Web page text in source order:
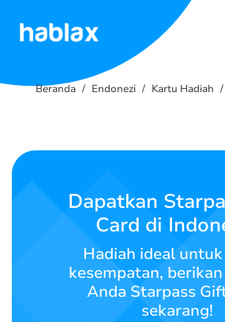
Tarif
Hubungi
Kami
Bahasa Indonesia
Beranda Endonezi Kartu Hadiah
Dapatkan
Card di
Hadiah ideal
kesempatan,
Anda Starpass
sekarang!